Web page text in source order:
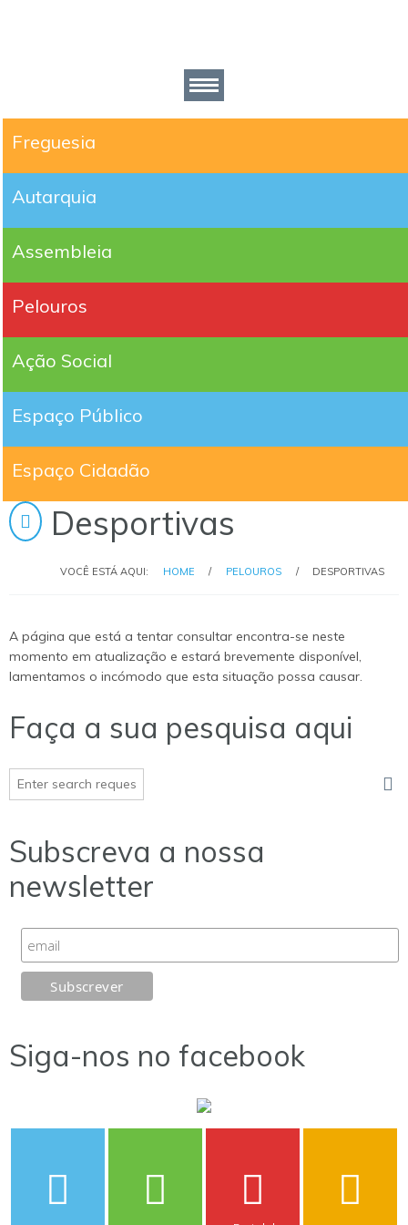
Freguesia
Autarquia
Assembleia
Pelouros
Ação Social
Espaço Público
Espaço Cidadão
Desportivas
VOCÊ ESTÁ AQUI: HOME / PELOUROS / DESPORTIVAS
A página que está a tentar consultar encontra-se neste
momento em atualização e estará brevemente disponível,
lamentamos o incómodo que esta situação possa causar.
Faça a sua pesquisa aqui
Subscreva a nossa
newsletter
Siga-nos no facebook